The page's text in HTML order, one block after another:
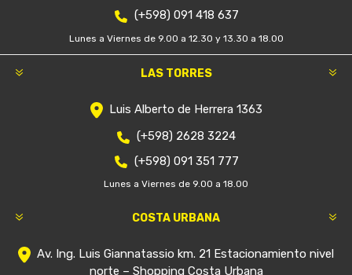
(+598) 091 418 637
Lunes a Viernes de 9.00 a 12.30 y 13.30 a 18.00
LAS TORRES
Luis Alberto de Herrera 1363
(+598) 2628 3224
(+598) 091 351 777
Lunes a Viernes de 9.00 a 18.00
COSTA URBANA
Av. Ing. Luis Giannatassio km. 21 Estacionamiento nivel
norte – Shopping Costa Urbana